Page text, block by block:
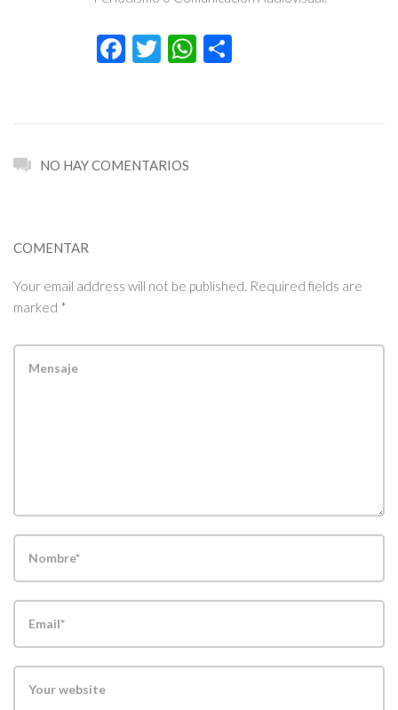
Facebook
TwitterWhatsApp
NO HAY COMENTARIOS
COMENTAR
Your email address will not be published. Required fields are
marked *